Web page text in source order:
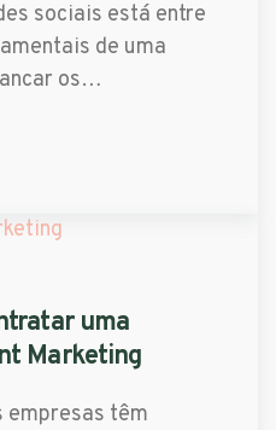
sociais está entre
de uma
os…
uma
Marketing
empresas têm